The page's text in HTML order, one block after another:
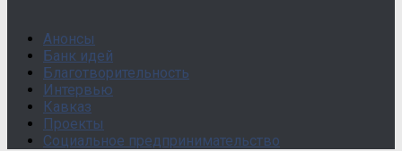
Анонсы
Банк идей
Благотворительность
Интервью
Кавказ
Проекты
Социальное предпринимательство